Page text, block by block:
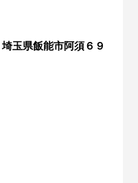
玉県飯能市阿須６９